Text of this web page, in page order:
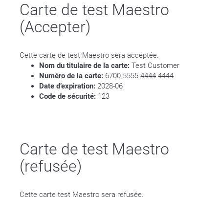
Carte de test Maestro
(Accepter)
Cette carte de test Maestro sera acceptée.
Nom du titulaire de la carte: Test Customer
Numéro de la carte: 6700 5555 4444 4444
Date d’expiration: 2028-06
Code de sécurité: 123
Carte de test Maestro
(refusée)
Cette carte test Maestro sera refusée.